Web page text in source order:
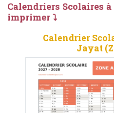
Calendriers Scolaires
imprimer ⤵
Calendrier
Jayat